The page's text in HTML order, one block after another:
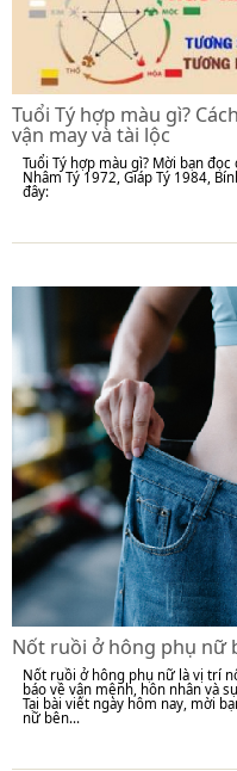
Tuổi Tý hợp màu gì?
vận may và tài lộc
Tuổi Tý hợp màu gì? Mời bạn
Nhâm Tý 1972, Giáp Tý 1984,
đây:
Nốt ruồi ở hông phụ nữ
Nốt ruồi ở hông phụ nữ là vị trí
báo về vận mệnh, hôn nhân và
Tại bài viết ngày hôm nay, mời
nữ bên...